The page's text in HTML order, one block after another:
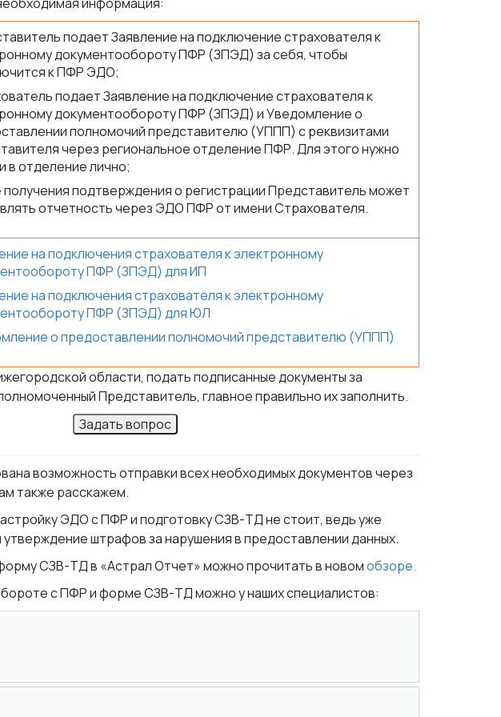
подает Заявление на подключение страхователя к
документообороту ПФР (ЗПЭД) за себя, чтобы
к ПФР ЭДО;
подает Заявление на подключение страхователя к
документообороту ПФР (ЗПЭД) и Уведомление о
полномочий представителю (УППП) с реквизитами
через региональное отделение ПФР. Для этого нужно
в отделение лично;
подтверждения о регистрации Представитель может
отчетность через ЭДО ПФР от имени Страхователя.
на подключения страхователя к электронному
ПФР (ЗПЭД) для ИП
на подключения страхователя к электронному
ПФР (ЗПЭД) для ЮЛ
о предоставлении полномочий представителю (УППП)
области, подать подписанные документы за
Представитель, главное правильно их заполнить.
Задать вопрос
возможность отправки всех необходимых документов через
также расскажем.
ЭДО с ПФР и подготовку СЗВ-ТД не стоит, ведь уже
штрафов за нарушения в предоставлении данных.
СЗВ-ТД в «Астрал Отчет» можно прочитать в новомобзоре.
с ПФР и форме СЗВ-ТД можно у наших специалистов: